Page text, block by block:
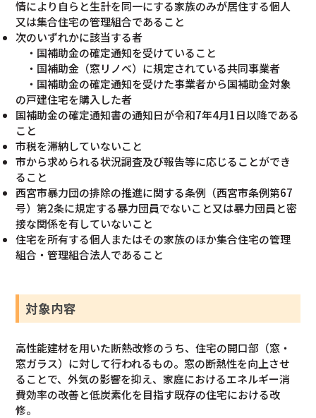
情により自らと生計を同一にする家族のみが居住する個人
又は集合住宅の管理組合であること
次のいずれかに該当する者
・国補助金の確定通知を受けていること
・国補助金（窓リノベ）に規定されている共同事業者
・国補助金の確定通知を受けた事業者から国補助金対象
の戸建住宅を購入した者
国補助金の確定通知書の通知日が令和7年4月1日以降である
こと
市税を滞納していないこと
市から求められる状況調査及び報告等に応じることができ
ること
西宮市暴力団の排除の推進に関する条例（西宮市条例第67
号）第2条に規定する暴力団員でないこと又は暴力団員と密
接な関係を有していないこと
住宅を所有する個人またはその家族のほか集合住宅の管理
組合・管理組合法人であること
対象内容
高性能建材を用いた断熱改修のうち、住宅の開口部（窓・
窓ガラス）に対して行われるもの。窓の断熱性を向上させ
ることで、外気の影響を抑え、家庭におけるエネルギー消
費効率の改善と低炭素化を目指す既存の住宅における改
修。